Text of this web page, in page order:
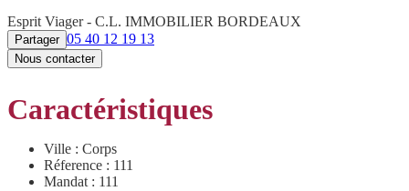
Esprit Viager - C.L. IMMOBILIER BORDEAUX
Partager 05 40 12 19 13
Nous contacter
Caractéristiques
Ville : Corps
Réference : 111
Mandat : 111